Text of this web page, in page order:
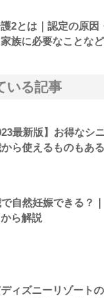
2とは｜認定の原因
族に必要なことな
いる記事
最新版】お得なシ
ら使えるものもあ
自然妊娠できる？
ら解説
ィズニーリゾート